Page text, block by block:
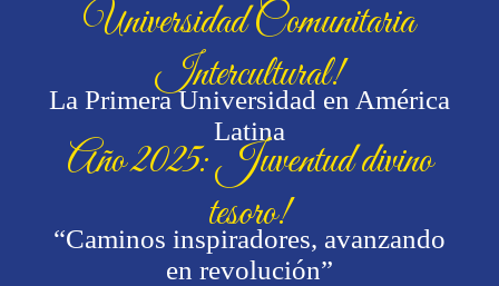
Universidad Comunitaria
Intercultural!
La Primera Universidad en América
Latina
Año 2025: Juventud divino
tesoro!
“Caminos inspiradores, avanzando
en revolución”